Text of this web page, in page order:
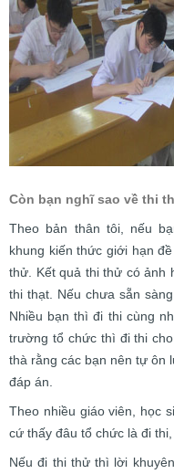
Còn bạn nghĩ sao về thi
Theo bản thân tôi, nếu
khung kiến thức giới hạn
thử. Kết quả thi thử có ảnh
thi thạt. Nếu chưa sẵn
Nhiều bạn thì đi thi cùng
trường tổ chức thì đi thi
thà rằng các bạn nên tự ôn
đáp án.
Theo nhiều giáo viên, học
cứ thấy đâu tổ chức là đi
Nếu đi thi thử thì lời